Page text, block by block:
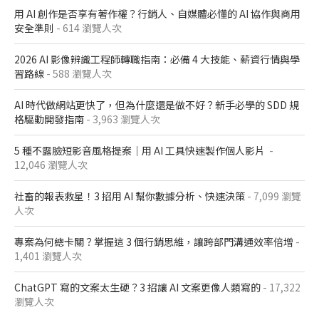
用 AI 創作是否享有著作權？行銷人、自媒體必懂的 AI 協作與商用
安全準則 - 614 瀏覽人次
2026 AI 影像辨識工程師轉職指南：必備 4 大技能、薪資行情與學
習路線 - 588 瀏覽人次
AI 時代做網站更快了，但為什麼還是做不好？新手必學的 SDD 規
格驅動開發指南 - 3,963 瀏覽人次
5 種不露臉短影音風格提案｜用 AI 工具快速製作個人影片 -
12,046 瀏覽人次
社畜的報表救星！3 招用 AI 幫你數據分析、快速決策 - 7,099 瀏覽
人次
專案為何總卡關？掌握這 3 個行銷思維，讓跨部門溝通效率倍增 -
1,401 瀏覽人次
ChatGPT 寫的文案太生硬？3 招讓 AI 文案更像人類寫的 - 17,322
瀏覽人次